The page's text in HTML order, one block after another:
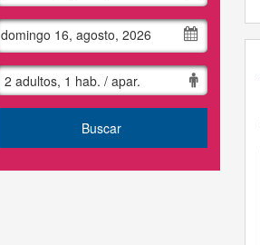
domingo 16, agosto, 2026
2 adultos, 1 hab. / apar.
Buscar